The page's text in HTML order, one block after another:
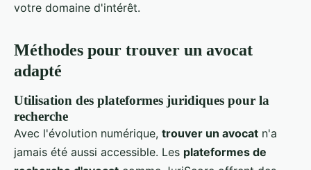
votre domaine d'intérêt.
Méthodes pour trouver un avocat
adapté
Utilisation des plateformes juridiques pour la
recherche
Avec l'évolution numérique, trouver un avocat n'a
jamais été aussi accessible. Les plateformes de